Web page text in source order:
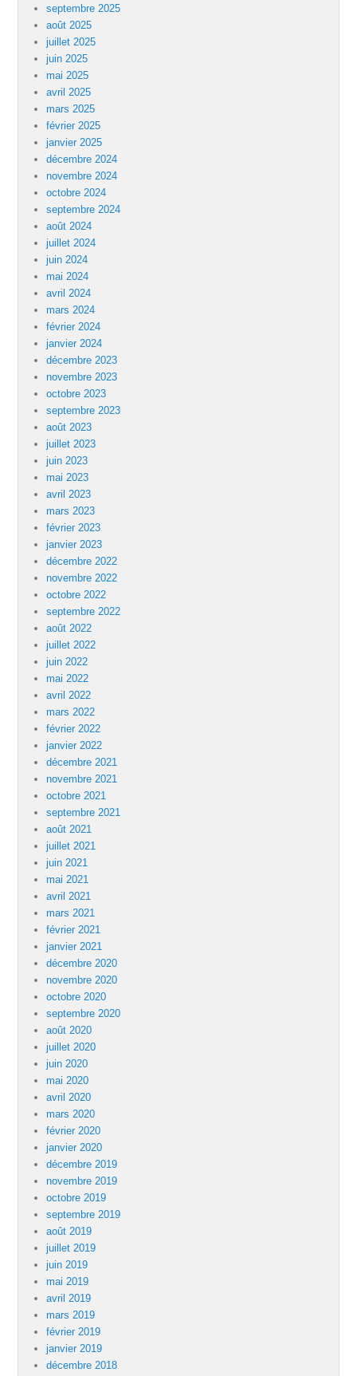
septembre 2025
août 2025
juillet 2025
juin 2025
mai 2025
avril 2025
mars 2025
février 2025
janvier 2025
décembre 2024
novembre 2024
octobre 2024
septembre 2024
août 2024
juillet 2024
juin 2024
mai 2024
avril 2024
mars 2024
février 2024
janvier 2024
décembre 2023
novembre 2023
octobre 2023
septembre 2023
août 2023
juillet 2023
juin 2023
mai 2023
avril 2023
mars 2023
février 2023
janvier 2023
décembre 2022
novembre 2022
octobre 2022
septembre 2022
août 2022
juillet 2022
juin 2022
mai 2022
avril 2022
mars 2022
février 2022
janvier 2022
décembre 2021
novembre 2021
octobre 2021
septembre 2021
août 2021
juillet 2021
juin 2021
mai 2021
avril 2021
mars 2021
février 2021
janvier 2021
décembre 2020
novembre 2020
octobre 2020
septembre 2020
août 2020
juillet 2020
juin 2020
mai 2020
avril 2020
mars 2020
février 2020
janvier 2020
décembre 2019
novembre 2019
octobre 2019
septembre 2019
août 2019
juillet 2019
juin 2019
mai 2019
avril 2019
mars 2019
février 2019
janvier 2019
décembre 2018